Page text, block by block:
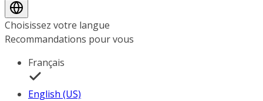
Choisissez votre langue
Recommandations pour vous
Français
English (US)